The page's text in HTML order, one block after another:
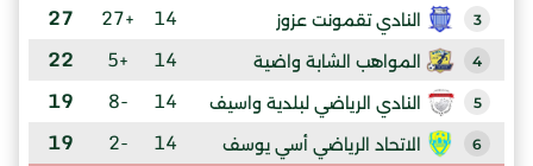
3 النادي تقمونت عزوز 14
+27
27
4 المواهب الشابة واضية 14
+5
22
5 النادي الرياضي لبلدية واسيف 14
-8
19
6 الاتحاد الرياضي أسي يوسف 14
-2
19